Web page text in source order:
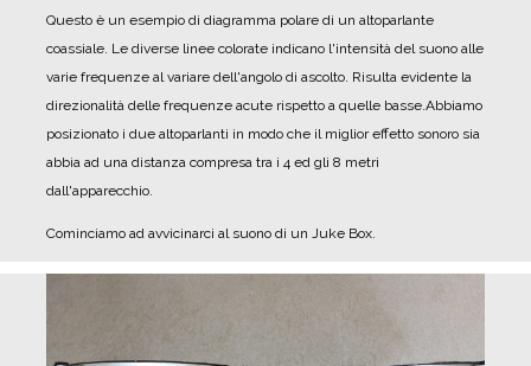
Questo è un esempio di diagramma polare di un altoparlante
coassiale. Le diverse linee colorate indicano l'intensità del suono alle
varie frequenze al variare dell'angolo di ascolto. Risulta evidente la
direzionalità delle frequenze acute rispetto a quelle basse.Abbiamo
posizionato i due altoparlanti in modo che il miglior effetto sonoro sia
abbia ad una distanza compresa tra i 4 ed gli 8 metri
dall'apparecchio.
Cominciamo ad avvicinarci al suono di un Juke Box.